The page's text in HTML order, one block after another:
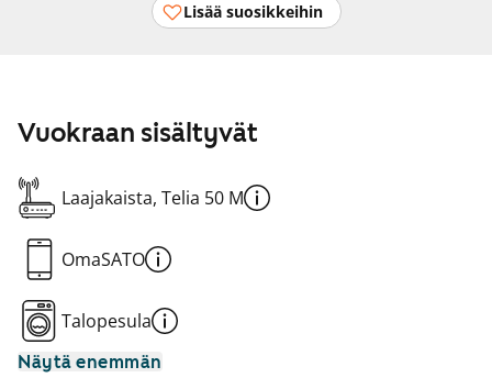
Lisää suosikkeihin
Vuokraan sisältyvät
Laajakaista, Telia 50 M
OmaSATO
Talopesula
Näytä enemmän